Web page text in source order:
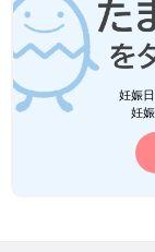
妊娠
妊